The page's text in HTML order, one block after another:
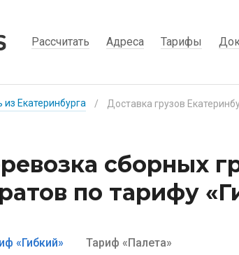
Рассчитать Адреса Тарифы
из Екатеринбурга /
сборных
по тарифу
«Гибкий» Тариф «Палета»